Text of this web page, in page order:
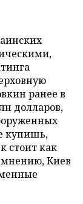
ранее в
долларов,
купишь,
стоит как
Киев